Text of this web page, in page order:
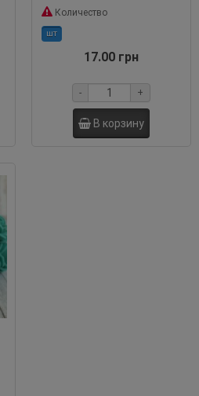
Количество
шт
17.00 грн
- +
В корзину